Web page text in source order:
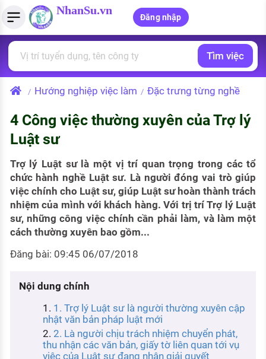
NhanSu.vn
Đăng nhập
Tìm việc làm
Việc làm ngành luật
Việc làm lương cao
Việc làm tốt nhất
CÔNG TY
Danh sách nhà tuyển dụng
Nhà tuyển dụng hàng đầu
Quản lý CV
Tải CV lên
Tạo CV trực tuyến
Mẫu CV đơn giản
Mẫu CV hiện đại
Tính lương Gross - Net
Tính thuế thu nhập cá nhân
Tính trợ cấp thất nghiệp
PHÁP LUẬT VIỆT NAM
Văn bản pháp luật
PHÁP LUẬT LAO ĐỘNG
Lao động và tiền lương
Bảo hiểm và phúc lợi
Thuế thu nhập
Hồ sơ biểu mẫu
Chính sách lao động
Tử vi nghề nghiệp
Kỹ năng nghề nghiệp
HƯỚNG NGHIỆP VIỆC LÀM
Tìm việc
/ Hướng nghiệp việc làm / Đặc trưng từng nghề
4 Công việc thường xuyên của Trợ lý
Luật sư
Trợ lý Luật sư là một vị trí quan trọng trong các tổ
chức hành nghề Luật sư. Là người đóng vai trò giúp
việc chính cho Luật sư, giúp Luật sư hoàn thành trách
nhiệm của mình với khách hàng. Với trị trí Trợ lý Luật
sư, những công việc chính cần phải làm, và làm một
cách thường xuyên bao gồm...
Đăng bài: 09:45 06/07/2018
Nội dung chính
1. Trợ lý Luật sư là người thường xuyên cập
nhật văn bản pháp luật mới
2. Là người chịu trách nhiệm chuyển phát,
thu nhận các văn bản, giấy tờ liên quan tới vụ
việc của Luật sư đang nhận giải quyết